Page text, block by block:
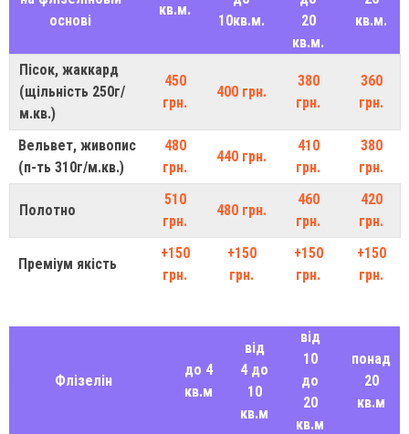
основі
кв.м.
10кв.м.
20
кв.м.
кв.м.
Пісок, жаккард
(щільність 250г/
м.кв.)
450
грн.
400 грн.
380
грн.
360
грн.
Вельвет, живопис
(п-ть 310г/м.кв.)
480
грн.
440 грн.
410
грн.
380
грн.
Полотно
510
грн.
480 грн.
460
грн.
420
грн.
Преміум якість
+150
грн.
+150
грн.
+150
грн.
+150
грн.
Флізелін
до 4
кв.м
від
4 до
10
кв.м
від
10
до
20
кв.м
понад
20
кв.м